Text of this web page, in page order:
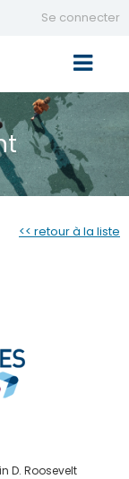
Se connecter
<< retour à la liste
D. Roosevelt